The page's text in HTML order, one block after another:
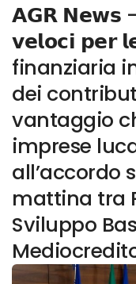
𝗔𝗚𝗥 𝗡𝗲𝘄𝘀 –
𝘃𝗲𝗹𝗼𝗰𝗶 𝗽𝗲𝗿
finanziaria
dei
vantaggio
imprese
all’accordo
mattina tra
Sviluppo